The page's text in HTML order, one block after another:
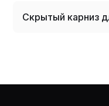
Скрытый карниз